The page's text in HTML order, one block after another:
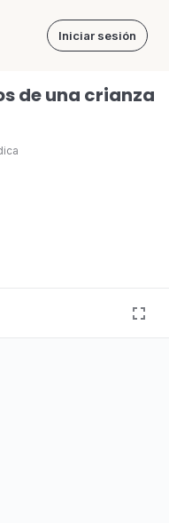
Iniciar sesión
de una crianza